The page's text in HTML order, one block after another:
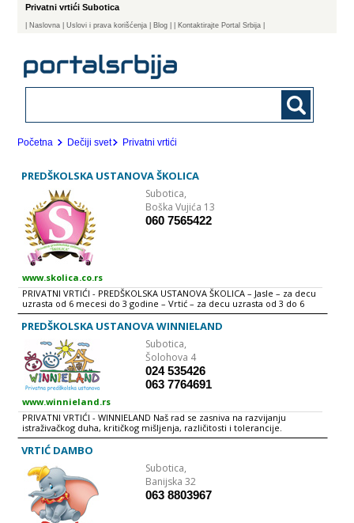
Privatni vrtići Subotica
Naslovna | Uslovi i prava korišćenja Blog | Kontaktirajte Portal Srbija |
Početna Dečiji svet Privatni vrtići
PREDŠKOLSKA USTANOVA ŠKOLICA
Subotica,
Boška Vujića 13
060 7565422
www.skolica.co.rs
PRIVATNI VRTIĆI - PREDŠKOLSKA USTANOVA ŠKOLICA – Jasle – za decu
uzrasta od 6 mecesi do 3 godine – Vrtić – za decu uzrasta od 3 do 6
godina – Pripremni predškolski program – za decu uzrasta od 5 do 7
godna
PREDŠKOLSKA USTANOVA WINNIELAND
Subotica,
Šolohova 4
024 535426
063 7764691
www.winnieland.rs
PRIVATNI VRTIĆI - WINNIELAND Naš rad se zasniva na razvijanju
istraživačkog duha, kritičkog mišljenja, različitosti i tolerancije.
VRTIĆ DAMBO
Subotica,
Banijska 32
063 8803967